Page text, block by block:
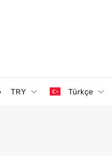
TRY Türkçe